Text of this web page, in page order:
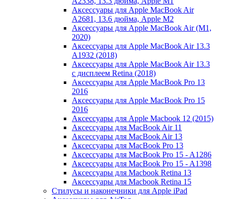
Аксессуары для Apple MacBook Air
A2681, 13.6 дюйма, Apple M2
Аксессуары для Apple MacBook Air (M1,
2020)
Аксессуары для Apple MacBook Air 13.3
A1932 (2018)
Аксессуары для Apple MacBook Air 13.3
с дисплеем Retina (2018)
Аксессуары для Apple MacBook Pro 13
2016
Аксессуары для Apple MacBook Pro 15
2016
Аксессуары для Apple Macbook 12 (2015)
Аксессуары для MacBook Air 11
Аксессуары для MacBook Air 13
Аксессуары для MacBook Pro 13
Аксессуары для MacBook Pro 15 - A1286
Аксессуары для MacBook Pro 15 - A1398
Аксессуары для Macbook Retina 13
Аксессуары для Macbook Retina 15
Стилусы и наконечники для Apple iPad